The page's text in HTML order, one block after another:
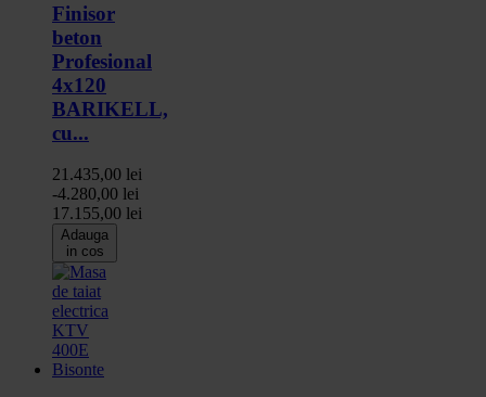
Finisor
beton
Profesional
4x120
BARIKELL,
cu...
21.435,00 lei
-4.280,00 lei
17.155,00 lei
Adauga
in cos